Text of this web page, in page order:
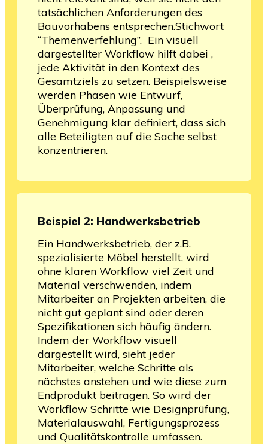
tatsächlichen Anforderungen des
Bauvorhabens entsprechen.Stichwort
“Themenverfehlung”. Ein visuell
dargestellter Workflow hilft dabei ,
jede Aktivität in den Kontext des
Gesamtziels zu setzen. Beispielsweise
werden Phasen wie Entwurf,
Überprüfung, Anpassung und
Genehmigung klar definiert, dass sich
alle Beteiligten auf die Sache selbst
konzentrieren.
Beispiel 2: Handwerksbetrieb
Ein Handwerksbetrieb, der z.B.
spezialisierte Möbel herstellt, wird
ohne klaren Workflow viel Zeit und
Material verschwenden, indem
Mitarbeiter an Projekten arbeiten, die
nicht gut geplant sind oder deren
Spezifikationen sich häufig ändern.
Indem der Workflow visuell
dargestellt wird, sieht jeder
Mitarbeiter, welche Schritte als
nächstes anstehen und wie diese zum
Endprodukt beitragen. So wird der
Workflow Schritte wie Designprüfung,
Materialauswahl, Fertigungsprozess
und Qualitätskontrolle umfassen.